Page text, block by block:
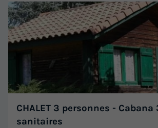
CHALET 3 personnes - Cabana
sanitaires